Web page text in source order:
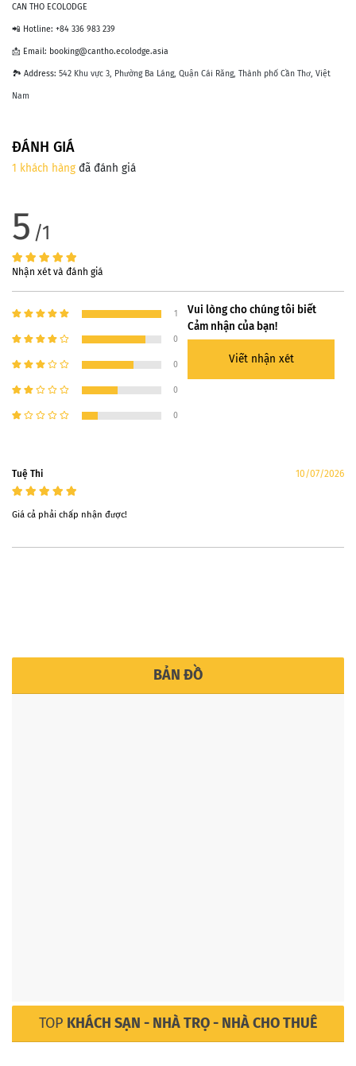
CAN THO ECOLODGE
📲 Hotline: +84 336 983 239
📩 Email: booking@cantho.ecolodge.asia
🏞 Address: 542 Khu vực 3, Phường Ba Láng, Quận Cái Răng, Thành phố Cần Thơ, Việt
Nam
ĐÁNH GIÁ
1 khách hàng đã đánh giá
5/1
Nhận xét và đánh giá
1
0
0
0
0
Vui lòng cho chúng tôi biết
Cảm nhận của bạn!
Viết nhận xét
Tuệ Thi 10/07/2026
Giá cả phải chấp nhận được!
BẢN ĐỒ
TOP KHÁCH SẠN - NHÀ TRỌ - NHÀ CHO THUÊ